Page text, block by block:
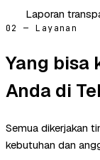
Laporan
02 — Layanan
Yang bisa
Anda di
Semua dikerjakan
kebutuhan dan